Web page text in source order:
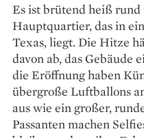
Es ist brütend heiß rund
Hauptquartier, das in
Texas, liegt. Die Hitze
davon ab, das Gebäude
die Eröffnung haben
übergroße Luftballons
aus wie ein großer,
Passanten machen